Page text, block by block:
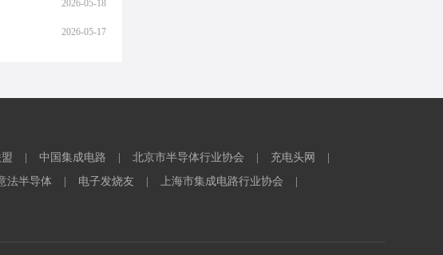
2026-05-18
2026-05-17
中国集成电路 北京市半导体行业协会 充电头网
法半导体 电子发烧友 上海市集成电路行业协会